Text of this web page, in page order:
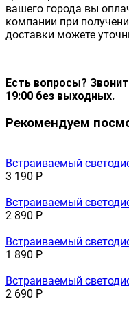
вашего города вы
компании при
доставки можете
Есть вопросы?
19:00 без выходных.
Рекомендуем
Встраиваемый
3 190 Р
Встраиваемый
2 890 Р
Встраиваемый
1 890 Р
Встраиваемый
2 690 Р